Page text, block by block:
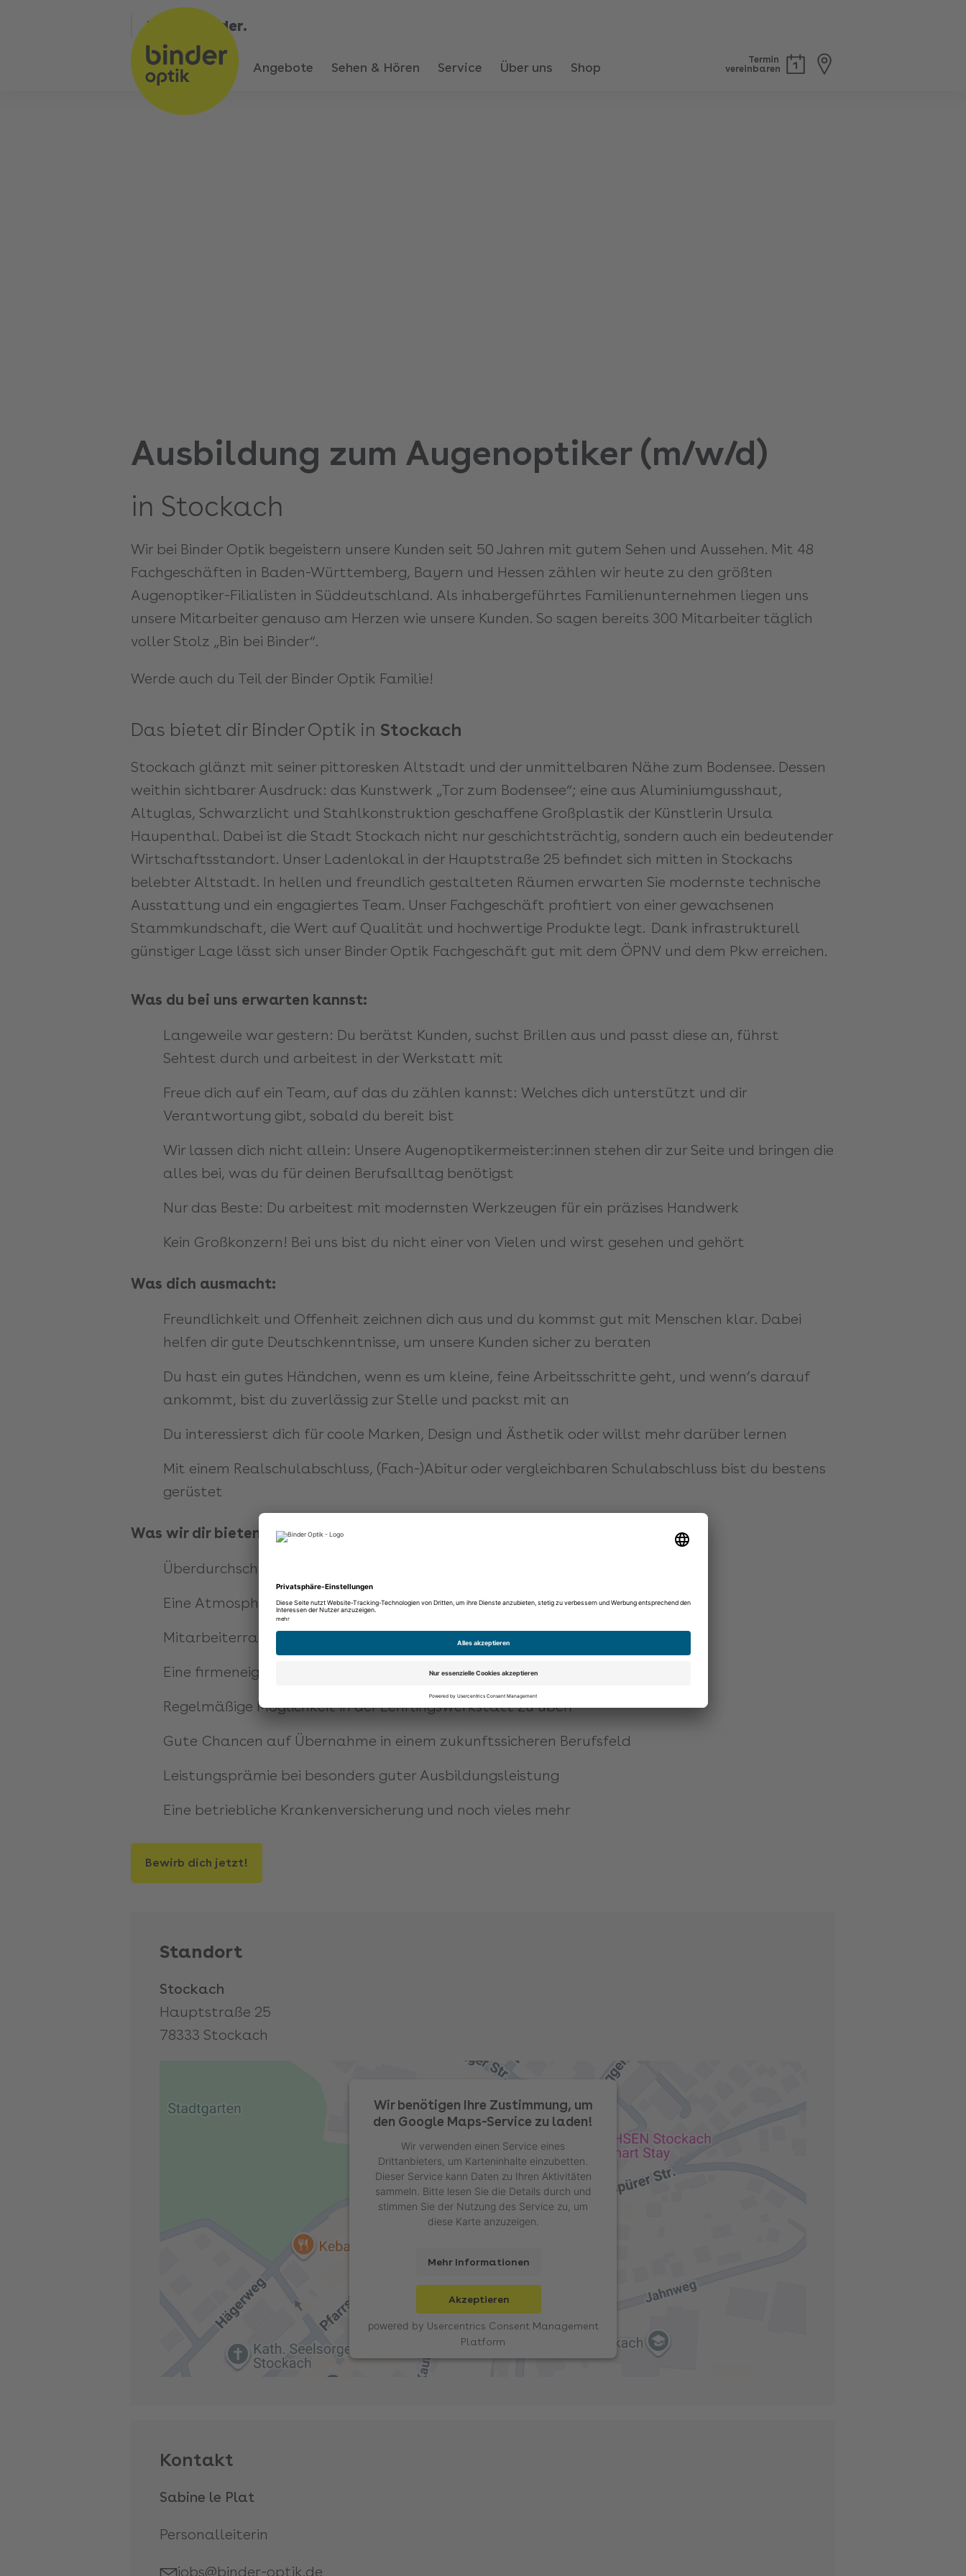
Bin bei Binder.
Angebote Sehen & Hören Service Über uns Shop
Termin
vereinbaren
Standort
Stockach
Hauptstraße 25
78333 Stockach
Wir benötigen Ihre Zustimmung, um
den Google Maps-Service zu laden!
Wir verwenden einen Service eines
Drittanbieters, um Karteninhalte einzubetten.
Dieser Service kann Daten zu Ihren Aktivitäten
sammeln. Bitte lesen Sie die Details durch und
stimmen Sie der Nutzung des Service zu, um
diese Karte anzuzeigen.
Mehr Informationen
Akzeptieren
powered by Usercentrics Consent Management
Platform
Kontakt
Sabine le Plat
Personalleiterin
jobs@binder-optik.de
Ausbildung zum Augenoptiker (m/w/d)
in Stockach
Wir bei Binder Optik begeistern unsere Kunden seit 50 Jahren mit gutem Sehen und Aussehen. Mit 48
Fachgeschäften in Baden-Württemberg, Bayern und Hessen zählen wir heute zu den größten
Augenoptiker-Filialisten in Süddeutschland. Als inhabergeführtes Familienunternehmen liegen uns
unsere Mitarbeiter genauso am Herzen wie unsere Kunden. So sagen bereits 300 Mitarbeiter täglich
voller Stolz „Bin bei Binder“.
Werde auch du Teil der Binder Optik Familie!
Das bietet dir Binder Optik in Stockach
Stockach glänzt mit seiner pittoresken Altstadt und der unmittelbaren Nähe zum Bodensee. Dessen
weithin sichtbarer Ausdruck: das Kunstwerk „Tor zum Bodensee“; eine aus Aluminiumgusshaut,
Altuglas, Schwarzlicht und Stahlkonstruktion geschaffene Großplastik der Künstlerin Ursula
Haupenthal. Dabei ist die Stadt Stockach nicht nur geschichtsträchtig, sondern auch ein bedeutender
Wirtschaftsstandort. Unser Ladenlokal in der Hauptstraße 25 befindet sich mitten in Stockachs
belebter Altstadt. In hellen und freundlich gestalteten Räumen erwarten Sie modernste technische
Ausstattung und ein engagiertes Team. Unser Fachgeschäft profitiert von einer gewachsenen
Stammkundschaft, die Wert auf Qualität und hochwertige Produkte legt. Dank infrastrukturell
günstiger Lage lässt sich unser Binder Optik Fachgeschäft gut mit dem ÖPNV und dem Pkw erreichen.
Was du bei uns erwarten kannst:
Langeweile war gestern: Du berätst Kunden, suchst Brillen aus und passt diese an, führst
Sehtest durch und arbeitest in der Werkstatt mit
Freue dich auf ein Team, auf das du zählen kannst: Welches dich unterstützt und dir
Verantwortung gibt, sobald du bereit bist
Wir lassen dich nicht allein: Unsere Augenoptikermeister:innen stehen dir zur Seite und bringen die
alles bei, was du für deinen Berufsalltag benötigst
Nur das Beste: Du arbeitest mit modernsten Werkzeugen für ein präzises Handwerk
Kein Großkonzern! Bei uns bist du nicht einer von Vielen und wirst gesehen und gehört
Was dich ausmacht:
Freundlichkeit und Offenheit zeichnen dich aus und du kommst gut mit Menschen klar. Dabei
helfen dir gute Deutschkenntnisse, um unsere Kunden sicher zu beraten
Du hast ein gutes Händchen, wenn es um kleine, feine Arbeitsschritte geht, und wenn’s darauf
ankommt, bist du zuverlässig zur Stelle und packst mit an
Du interessierst dich für coole Marken, Design und Ästhetik oder willst mehr darüber lernen
Mit einem Realschulabschluss, (Fach-)Abitur oder vergleichbaren Schulabschluss bist du bestens
gerüstet
Was wir dir bieten können:
Überdurchschnittlich hohes Gehalt, bereits ab dem ersten Tag
Eine Atmosphäre in der du dich wohlfühlst
Mitarbeiterrabatte für dich, deine Familie und Freunde
Eine firmeneigene Akademie für Schulungen und Weiterbildungen
Regelmäßige Möglichkeit in der Lehrlingswerkstatt zu üben
Gute Chancen auf Übernahme in einem zukunftssicheren Berufsfeld
Leistungsprämie bei besonders guter Ausbildungsleistung
Eine betriebliche Krankenversicherung und noch vieles mehr
Bewirb dich jetzt!